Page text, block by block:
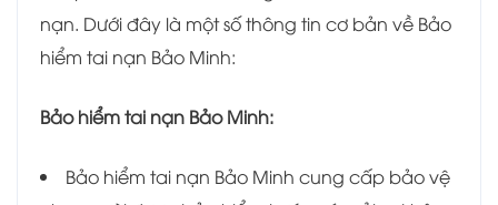
nạn. Dưới đây là một số thông tin cơ bản về Bảo
hiểm tai nạn Bảo Minh:
Bảo hiểm tai nạn Bảo Minh:
Bảo hiểm tai nạn Bảo Minh cung cấp bảo vệ